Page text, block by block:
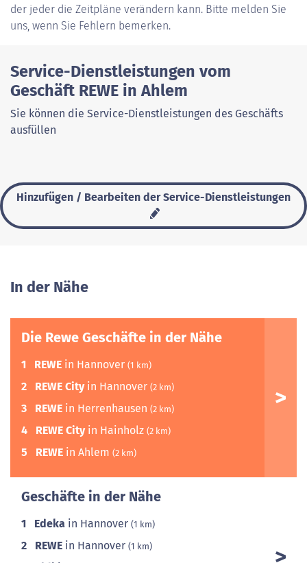
der jeder die Zeitpläne verändern kann. Bitte melden Sie
uns, wenn Sie Fehlern bemerken.
Service-Dienstleistungen vom
Geschäft REWE in Ahlem
Sie können die Service-Dienstleistungen des Geschäfts
ausfüllen
Hinzufügen / Bearbeiten der Service-Dienstleistungen
In der Nähe
Die Rewe Geschäfte in der Nähe
1 REWE in Hannover (1 km)
2 REWE Cityin Hannover (2 km)
3 REWE in Herrenhausen (2 km)
4 REWE Cityin Hainholz (2 km)
5 REWE in Ahlem (2 km)
Geschäfte in der Nähe
1 Edeka in Hannover (1 km)
2 REWE in Hannover (1 km)